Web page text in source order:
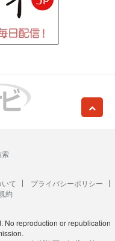
索
て
プライバシーポリシー
約
reproduction or republication